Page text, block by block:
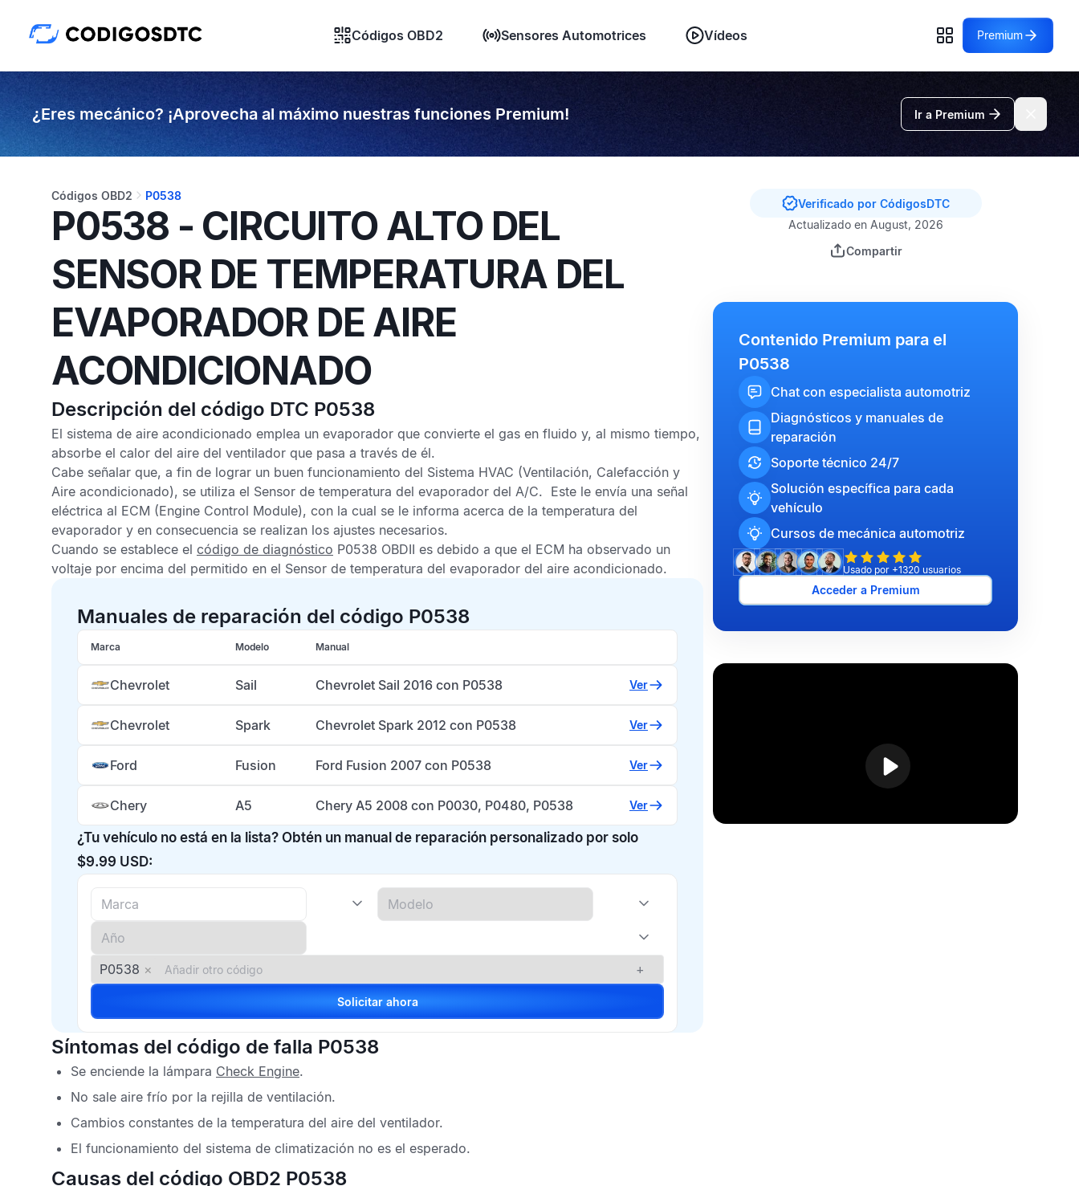
Códigos OBD2 Sensores Automotrices Vídeos Premium
¿Eres mecánico? ¡Aprovecha al máximo nuestras funciones Premium! Ir a Premium
Códigos OBD2 P0538
P0538 - CIRCUITO ALTO DEL
SENSOR DE TEMPERATURA DEL
EVAPORADOR DE AIRE
ACONDICIONADO
Descripción del código DTC P0538
El sistema de aire acondicionado emplea un evaporador que convierte el gas en fluido y, al mismo tiempo,
absorbe el calor del aire del ventilador que pasa a través de él.
Cabe señalar que, a fin de lograr un buen funcionamiento del Sistema HVAC (Ventilación, Calefacción y
Aire acondicionado), se utiliza el Sensor de temperatura del evaporador del A/C. Este le envía una señal
eléctrica al ECM (Engine Control Module), con la cual se le informa acerca de la temperatura del
evaporador y en consecuencia se realizan los ajustes necesarios.
Cuando se establece el código de diagnóstico P0538 OBDII es debido a que el ECM ha observado un
voltaje por encima del permitido en el Sensor de temperatura del evaporador del aire acondicionado.
Manuales de reparación del código P0538
Marca Modelo Manual
Chevrolet Sail Chevrolet Sail 2016 con P0538 Ver
Chevrolet Spark Chevrolet Spark 2012 con P0538 Ver
Ford Fusion Ford Fusion 2007 con P0538 Ver
Chery A5 Chery A5 2008 con P0030, P0480, P0538 Ver
¿Tu vehículo no está en la lista? Obtén un manual de reparación personalizado por solo
$9.99 USD:
P0538 × +
Solicitar ahora
Síntomas del código de falla P0538
Se enciende la lámpara Check Engine.
No sale aire frío por la rejilla de ventilación.
Cambios constantes de la temperatura del aire del ventilador.
El funcionamiento del sistema de climatización no es el esperado.
Causas del código OBD2 P0538
Verificado por CódigosDTC
Actualizado en August, 2026
Compartir
Contenido Premium para el
P0538
Chat con especialista automotriz
Diagnósticos y manuales de
reparación
Soporte técnico 24/7
Solución específica para cada
vehículo
Cursos de mecánica automotriz
Usado por +1320 usuarios
Acceder a Premium